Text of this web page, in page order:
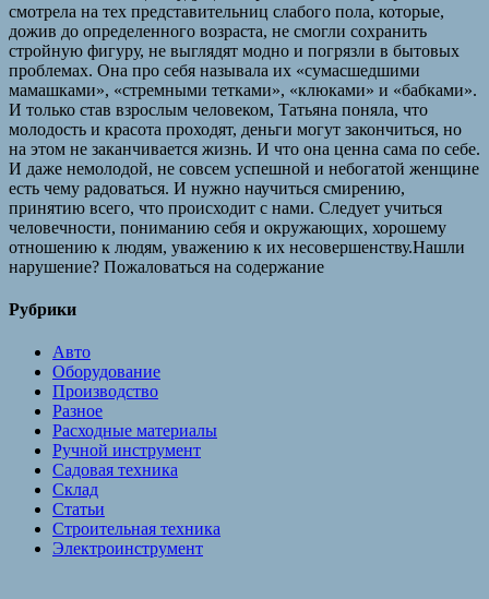
смотрела на тех представительниц слабого пола, которые,
дожив до определенного возраста, не смогли сохранить
стройную фигуру, не выглядят модно и погрязли в бытовых
проблемах. Она про себя называла их «сумасшедшими
мамашками», «стремными тетками», «клюками» и «бабками».
И только став взрослым человеком, Татьяна поняла, что
молодость и красота проходят, деньги могут закончиться, но
на этом не заканчивается жизнь. И что она ценна сама по себе.
И даже немолодой, не совсем успешной и небогатой женщине
есть чему радоваться. И нужно научиться смирению,
принятию всего, что происходит с нами. Следует учиться
человечности, пониманию себя и окружающих, хорошему
отношению к людям, уважению к их несовершенству.Нашли
нарушение? Пожаловаться на содержание
Рубрики
Авто
Оборудование
Производство
Разное
Расходные материалы
Ручной инструмент
Садовая техника
Склад
Статьи
Строительная техника
Электроинструмент